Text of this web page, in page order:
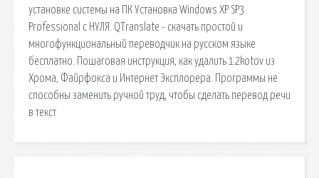
установке системы на ПК Установка Windows XP SP3
Professional с НУЛЯ. QTranslate - скачать простой и
многофункциональный переводчик на русском языке
бесплатно. Пошаговая инструкция, как удалить 12kotov из
Хрома, Файрфокса и Интернет Эксплорера. Программы не
способны заменить ручной труд, чтобы сделать перевод речи
в текст